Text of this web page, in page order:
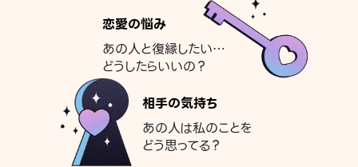
恋愛の悩み
あの人と復縁したい…
どうしたらいいの？
相手の気持ち
あの人は私のことを
どう思ってる？